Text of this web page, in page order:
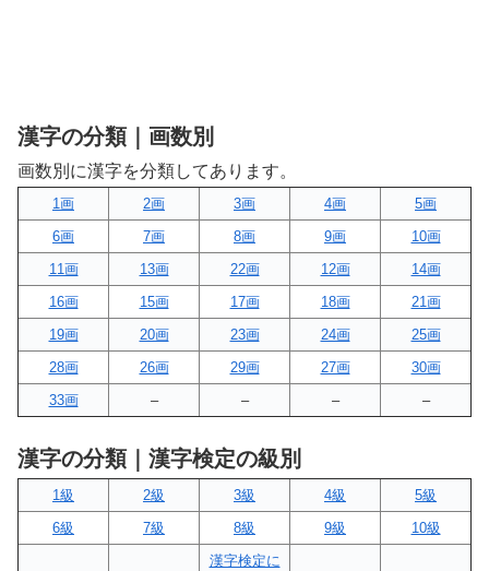
漢字の分類｜画数別
画数別に漢字を分類してあります。
1画 2画 3画 4画
5画
6画
7画 8画 9画
10画
11画
13画 22画 12画
14画
16画
15画 17画 18画
21画
19画
20画 23画 24画
25画
28画
26画 29画 27画
30画
33画
– – – –
漢字の分類｜漢字検定の級別
1級 2級 3級 4級
5級
6級
7級 8級 9級 10級
漢字検定に